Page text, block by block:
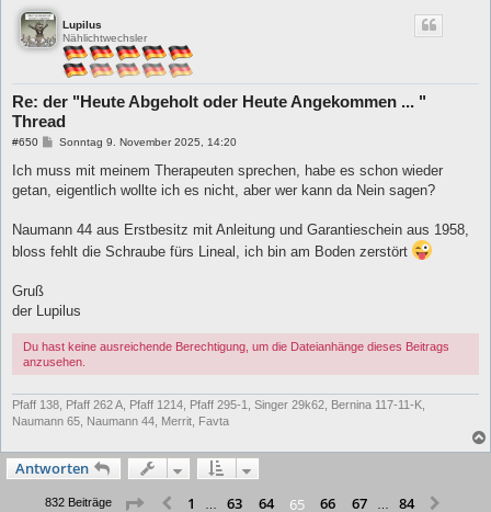
Lupilus
Nählichtwechsler
Re: der "Heute Abgeholt oder Heute Angekommen ... "
Thread
#650
B
i
r
Sonntag 9. November 2025, 14:20
Ich muss mit meinem Therapeuten sprechen, habe es schon wieder
getan, eigentlich wollte ich es nicht, aber wer kann da Nein sagen?
Naumann 44 aus Erstbesitz mit Anleitung und Garantieschein aus 1958,
bloss fehlt die Schraube fürs Lineal, ich bin am Boden zerstört
Gruß
der Lupilus
Du hast keine ausreichende Berechtigung, um die Dateianhänge dieses Beitrags
anzusehen.
Pfaff 138, Pfaff 262 A, Pfaff 1214, Pfaff 295-1, Singer 29k62, Bernina 117-11-K,
Naumann 65, Naumann 44, Merrit, Favta
Antworten
832 Beiträge Seite 65 von84
Vorherige
1 63 64 65 66 67 84